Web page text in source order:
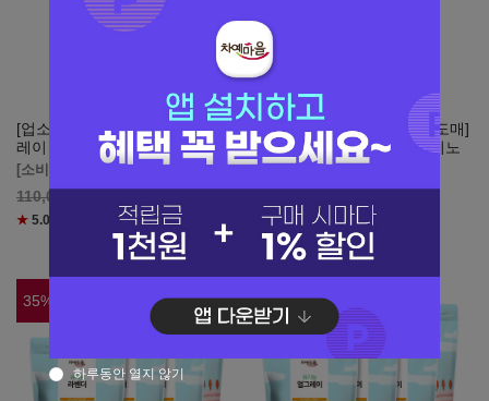
[업소용 도매] 아크바 홍차 얼그
레이 잎차 1kg 벌크
[소비기한 1년 이상]
110,000 88,000원
★ 5.0
지금은 특가할인중
[업소용 도매]
차예마을 정산소종 홍차 무이노
총(비훈연) 1kg 벌크
[소비기한 1년 이상]
180,000 81,000원
5.0 (리뷰2)
35% 35%
하루동안 열지 않기